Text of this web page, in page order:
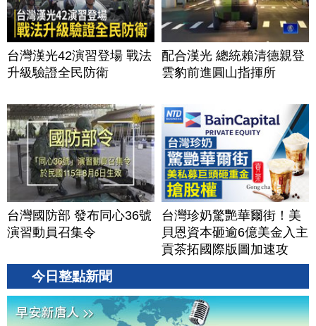
台灣漢光42演習登場 戰法
升級驗證全民防衛
配合漢光 總統賴清德親登
雲豹前進圓山指揮所
台灣國防部 發布同心36號
演習動員召集令
台灣珍奶驚艷華爾街！美
貝恩資本砸逾6億美金入主
貢茶拓國際版圖加速攻
美？｜#財經新聞｜
今日整點新聞